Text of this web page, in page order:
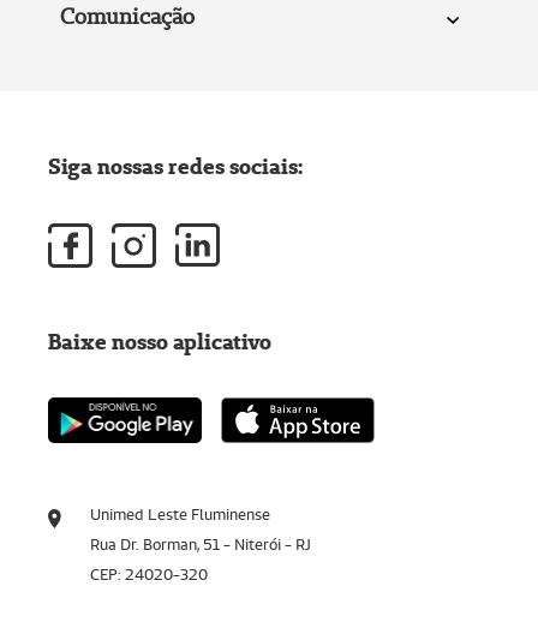
Comunicação
Unimed Leste Fluminense
Rua Dr. Borman, 51 - Niterói - RJ
CEP: 24020-320
Siga nossas redes sociais:
Baixe nosso aplicativo